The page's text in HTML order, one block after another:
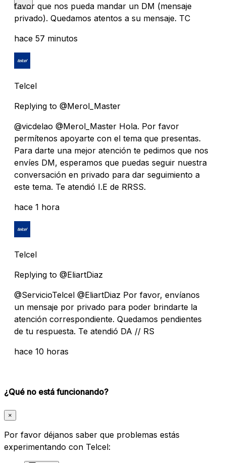
favor que nos pueda mandar un DM (mensaje
privado). Quedamos atentos a su mensaje. TC
hace 57 minutos
Telcel
Replying to @Merol_Master
@vicdelao @Merol_Master Hola. Por favor
permítenos apoyarte con el tema que presentas.
Para darte una mejor atención te pedimos que nos
envíes DM, esperamos que puedas seguir nuestra
conversación en privado para dar seguimiento a
este tema. Te atendió I.E de RRSS.
hace 1 hora
Telcel
Replying to @EliartDiaz
@ServicioTelcel @EliartDiaz Por favor, envíanos
un mensaje por privado para poder brindarte la
atención correspondiente. Quedamos pendientes
de tu respuesta. Te atendió DA // RS
hace 10 horas
¿Qué no está funcionando?
×
Por favor déjanos saber que problemas estás
experimentando con Telcel: